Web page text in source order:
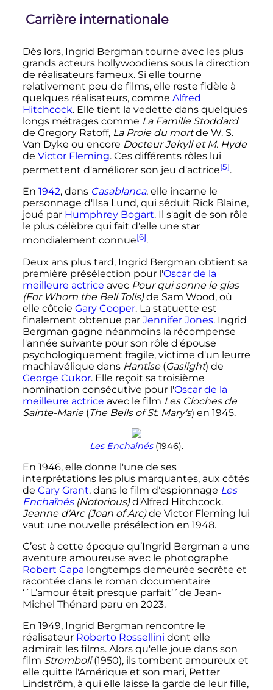
Carrière internationale
Dès lors, Ingrid Bergman tourne avec les plus
grands acteurs hollywoodiens sous la direction
de réalisateurs fameux. Si elle tourne
relativement peu de films, elle reste fidèle à
quelques réalisateurs, comme Alfred
Hitchcock. Elle tient la vedette dans quelques
longs métrages comme La Famille Stoddard
de Gregory Ratoff, La Proie du mortde W. S.
Van Dyke ou encore Docteur Jekyll et M. Hyde
de Victor Fleming. Ces différents rôles lui
permettent d'améliorer son jeu d'actrice[5].
En 1942, dans Casablanca, elle incarne le
personnage d'Ilsa Lund, qui séduit Rick Blaine,
joué par Humphrey Bogart. Il s'agit de son rôle
le plus célèbre qui fait d'elle une star
mondialement connue[6].
Deux ans plus tard, Ingrid Bergman obtient sa
première présélection pour l'Oscar de la
meilleure actrice avec Pour qui sonne le glas
(For Whom the Bell Tolls)de Sam Wood, où
elle côtoie Gary Cooper. La statuette est
finalement obtenue par Jennifer Jones. Ingrid
Bergman gagne néanmoins la récompense
l'année suivante pour son rôle d'épouse
psychologiquement fragile, victime d'un leurre
machiavélique dans Hantise(Gaslight) de
George Cukor. Elle reçoit sa troisième
nomination consécutive pour l'Oscar de la
meilleure actrice avec le film Les Cloches de
Sainte-Marie(The Bells of St. Mary's) en 1945.
Les Enchaînés(1946).
En 1946, elle donne l'une de ses
interprétations les plus marquantes, aux côtés
de Cary Grant, dans le film d'espionnage Les
Enchaînés(Notorious)d'Alfred Hitchcock.
Jeanne d'Arc (Joan of Arc)de Victor Fleming lui
vaut une nouvelle présélection en 1948.
C’est à cette époque qu’Ingrid Bergman a une
aventure amoureuse avec le photographe
Robert Capa longtemps demeurée secrète et
racontée dans le roman documentaire
‘´L’amour était presque parfait’´de Jean-
Michel Thénard paru en 2023.
En 1949, Ingrid Bergman rencontre le
réalisateur Roberto Rossellini dont elle
admirait les films. Alors qu'elle joue dans son
film Stromboli(1950), ils tombent amoureux et
elle quitte l'Amérique et son mari, Petter
Lindström, à qui elle laisse la garde de leur fille,